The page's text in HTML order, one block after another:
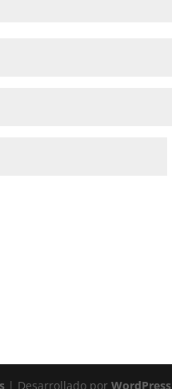
| Desarrollado porWordPress